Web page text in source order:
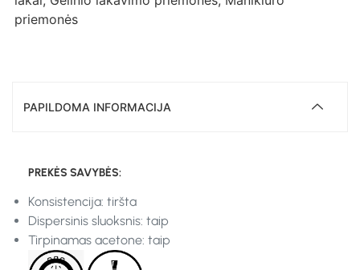
priemonės
PAPILDOMA INFORMACIJA
PREKĖS SAVYBĖS:
Konsistencija: tiršta
Dispersinis sluoksnis: taip
Tirpinamas acetone: taip